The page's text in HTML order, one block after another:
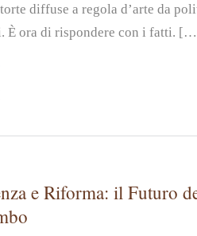
diffuse a regola d’arte da
È ora di rispondere con i fatti.
e Riforma: il Futuro